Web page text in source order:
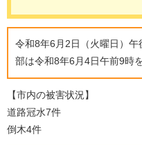
令和8年6月2日（火曜日）
部は令和8年6月4日午前9時
【市内の被害状況】
道路冠水7件
倒木4件